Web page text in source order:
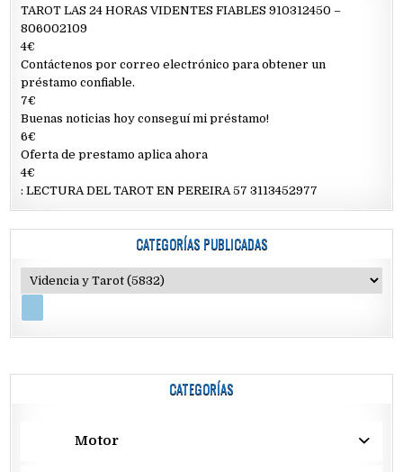
TAROT LAS 24 HORAS VIDENTES FIABLES 910312450 –
806002109
4€
Contáctenos por correo electrónico para obtener un
préstamo confiable.
7€
Buenas noticias hoy conseguí mi préstamo!
6€
Oferta de prestamo aplica ahora
4€
: LECTURA DEL TAROT EN PEREIRA 57 3113452977
CATEGORÍAS PUBLICADAS
CATEGORÍAS
Motor